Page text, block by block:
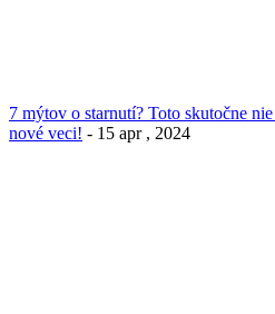
7 mýtov o starnutí? Toto skutočne
nové veci! - 15 apr , 2024